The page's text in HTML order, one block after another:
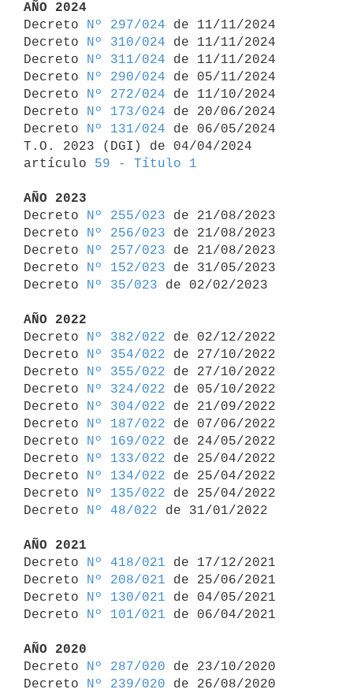
AÑO 2024
Decreto
Nº 297/024 de 11/11/2024
Decreto
Nº 310/024 de 11/11/2024
Decreto
Nº 311/024 de 11/11/2024
Decreto
Nº 290/024 de 05/11/2024
Decreto
Nº 272/024 de 11/10/2024
Decreto
Nº 173/024 de 20/06/2024
Decreto
Nº 131/024 de 06/05/2024
T.O. 2023 (DGI) de 04/04/2024
artículo 59 - Título 1
AÑO 2023
Decreto
Nº 255/023 de 21/08/2023
Decreto
Nº 256/023 de 21/08/2023
Decreto
Nº 257/023 de 21/08/2023
Decreto
Nº 152/023 de 31/05/2023
Decreto
Nº 35/023 de 02/02/2023
AÑO 2022
Decreto
Nº 382/022 de 02/12/2022
Decreto
Nº 354/022 de 27/10/2022
Decreto
Nº 355/022 de 27/10/2022
Decreto
Nº 324/022 de 05/10/2022
Decreto
Nº 304/022 de 21/09/2022
Decreto
Nº 187/022 de 07/06/2022
Decreto
Nº 169/022 de 24/05/2022
Decreto
Nº 133/022 de 25/04/2022
Decreto
Nº 134/022 de 25/04/2022
Decreto
Nº 135/022 de 25/04/2022
Decreto
Nº 48/022 de 31/01/2022
AÑO 2021
Decreto
Nº 418/021 de 17/12/2021
Decreto
Nº 208/021 de 25/06/2021
Decreto
Nº 130/021 de 04/05/2021
Decreto
Nº 101/021 de 06/04/2021
AÑO 2020
Decreto
Nº 287/020 de 23/10/2020
Decreto
Nº 239/020 de 26/08/2020